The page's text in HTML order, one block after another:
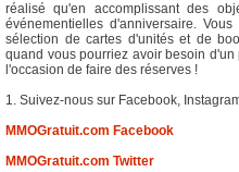
réalisé qu'en accomplissant des
événementielles d'anniversaire.
sélection de cartes d'unités et de
quand vous pourriez avoir besoin
l'occasion de faire des réserves !
1. Suivez-nous sur Facebook,
MMOGratuit.com Facebook
MMOGratuit.com Twitter